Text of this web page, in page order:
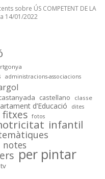
Luís
l'ajuda
–
sobre ÚS COMPETENT DE LA
14/01/2022
administracions-associacions
castellano classe
d’Educació dites
fitxes fotos
infantil
notes
per pintar
tv